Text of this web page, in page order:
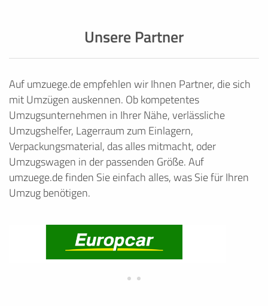
Unsere Partner
Auf umzuege.de empfehlen wir Ihnen Partner, die sich
mit Umzügen auskennen. Ob kompetentes
Umzugsunternehmen in Ihrer Nähe, verlässliche
Umzugshelfer, Lagerraum zum Einlagern,
Verpackungsmaterial, das alles mitmacht, oder
Umzugswagen in der passenden Größe. Auf
umzuege.de finden Sie einfach alles, was Sie für Ihren
Umzug benötigen.